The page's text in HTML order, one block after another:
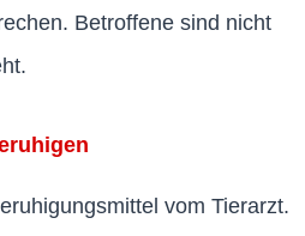
Betroffene sind nicht
vom Tierarzt.